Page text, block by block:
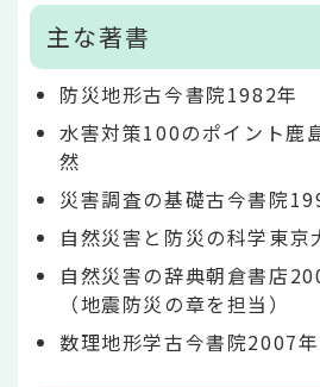
主な著書
防災地形古今書院1982年
水害対策100のポイント鹿
然
災害調査の基礎古今書院
自然災害と防災の科学東
自然災害の辞典朝倉書店
（地震防災の章を担当）
数理地形学古今書院2007年